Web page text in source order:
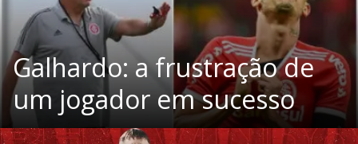
Galhardo: a frustração de
um jogador em sucesso